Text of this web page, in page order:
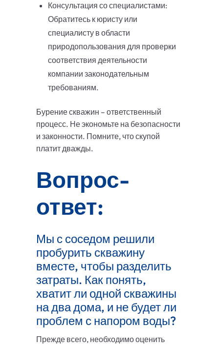
Консультация со специалистами:
Обратитесь к юристу или
специалисту в области
природопользования для проверки
соответствия деятельности
компании законодательным
требованиям.
Бурение скважин – ответственный
процесс. Не экономьте на безопасности
и законности. Помните, что скупой
платит дважды.
Вопрос-
ответ:
Мы с соседом решили
пробурить скважину
вместе, чтобы разделить
затраты. Как понять,
хватит ли одной скважины
на два дома, и не будет ли
проблем с напором воды?
Прежде всего, необходимо оценить